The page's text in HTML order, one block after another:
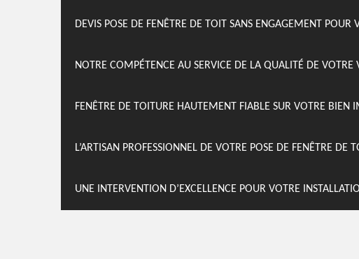
DEVIS POSE DE FENÊTRE DE TOIT SANS ENGAGEMENT POUR
NOTRE COMPÉTENCE AU SERVICE DE LA QUALITÉ DE VOTRE
FENÊTRE DE TOITURE HAUTEMENT FIABLE SUR VOTRE BIEN
L’ARTISAN PROFESSIONNEL DE VOTRE POSE DE FENÊTRE DE
UNE INTERVENTION D’EXCELLENCE POUR VOTRE